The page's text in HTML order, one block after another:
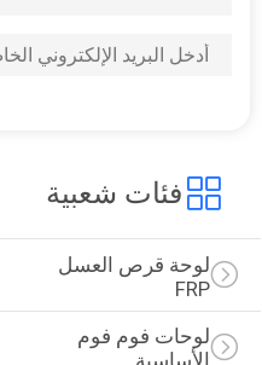
لوحة
فئات شعبية
لوحة قرص العسل
FRP
لوحات فوم فوم